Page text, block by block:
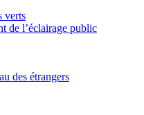
verts
de l’éclairage public
des étrangers